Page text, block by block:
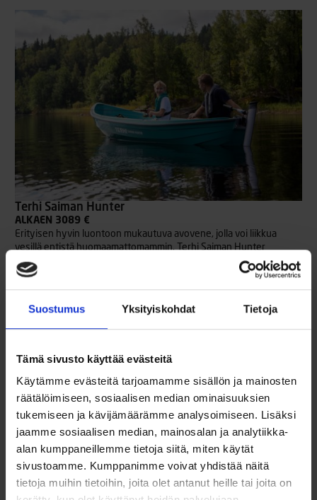
Suostumus Yksityiskohdat Tietoja
Tämä sivusto käyttää evästeitä
Käytämme evästeitä tarjoamamme sisällön ja mainosten
räätälöimiseen, sosiaalisen median ominaisuuksien
tukemiseen ja kävijämäärämme analysoimiseen. Lisäksi
jaamme sosiaalisen median, mainosalan ja analytiikka-
alan kumppaneillemme tietoja siitä, miten käytät
sivustoamme. Kumppanimme voivat yhdistää näitä
tietoja muihin tietoihin, joita olet antanut heille tai joita on
Terhi Saiman Hunter
ALKAEN 3089 €
Erityisen hyvin luontoon mukautuva avovene, jolla voi liikkua
vesillä entistä huomaamattomammin. Terhi Saiman Hunter
perustuu huippusuosittuun, Terhi Saiman -malliin. Ero näiden
veneiden välillä löytyy Hunterin sisäväristä, joka on kauttaaltaan
vihreä, kuten koko runkokin.
Lue lisää